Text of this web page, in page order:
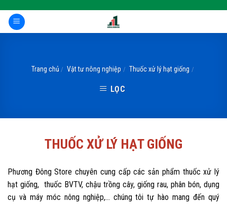
content
Trang chủ / Vật tư nông nghiệp / Thuốc xử lý hạt giống /
LỌC
THUỐC XỬ LÝ HẠT GIỐNG
Phương Đông Store chuyên cung cấp các sản phẩm thuốc xử lý
hạt giống, thuốc BVTV, chậu trồng cây, giống rau, phân bón, dụng
cụ và máy móc nông nghiệp,... chúng tôi tự hào mang đến quý